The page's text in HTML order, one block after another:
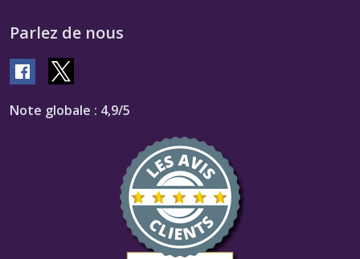
Parlez de nous
Note globale : 4,9/5